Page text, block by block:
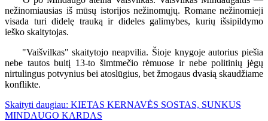
nežinomiausias iš mūsų istorijos nežinomųjų. Romane nežinomieji
visada turi didelę trauką ir dideles galimybes, kurių išsipildymo
ieško skaitytojas.
"Vaišvilkas" skaitytojo neapvilia. Šioje knygoje autorius piešia
nebe tautos buitį 13-to šimtmečio rėmuose ir nebe politinių jėgų
nirtulingus potvynius bei atoslūgius, bet žmogaus dvasią skaudžiame
konflikte.
Skaityti daugiau: KIETAS KERNAVĖS SOSTAS, SUNKUS
MINDAUGO KARDAS